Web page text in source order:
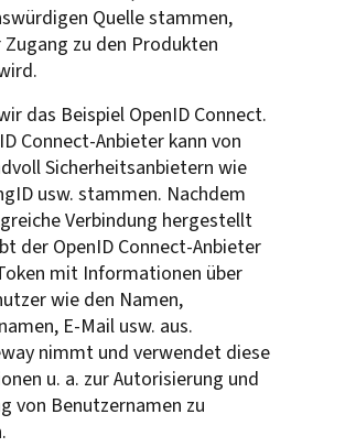
Quelle stammen,
zu den Produkten
das Beispiel OpenID Connect.
Connect-Anbieter kann von
Sicherheitsanbietern wie
usw. stammen. Nachdem
Verbindung hergestellt
der OpenID Connect-Anbieter
mit Informationen über
wie den Namen,
E-Mail usw. aus.
nimmt und verwendet diese
u. a. zur Autorisierung und
von Benutzernamen zu